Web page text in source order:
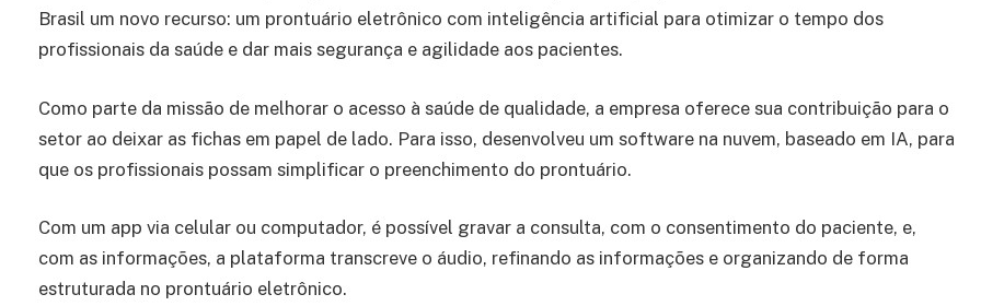
Brasil um novo recurso: um prontuário eletrônico com inteligência artificial para otimizar o tempo dos
profissionais da saúde e dar mais segurança e agilidade aos pacientes.
Como parte da missão de melhorar o acesso à saúde de qualidade, a empresa oferece sua contribuição para o
setor ao deixar as fichas em papel de lado. Para isso, desenvolveu um software na nuvem, baseado em IA, para
que os profissionais possam simplificar o preenchimento do prontuário.
Com um app via celular ou computador, é possível gravar a consulta, com o consentimento do paciente, e,
com as informações, a plataforma transcreve o áudio, refinando as informações e organizando de forma
estruturada no prontuário eletrônico.